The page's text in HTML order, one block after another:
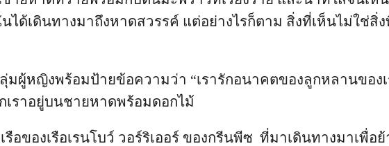
ได้เดินทางมาถึงหาดสวรรค์ แต่อย่างไรก็ตาม สิ่งที่เห็นไม่ใช่สิ่ง
มผู้หญิงพร้อมป้ายข้อความว่า “เรารักอนาคตของลูกหลานของเ
เราอยู่บนชายหาดพร้อมดอกไม้
อของเรือเรนโบว์ วอร์ริเออร์ ของกรีนพีซ ที่มาเดินทางมาเพื่อย้